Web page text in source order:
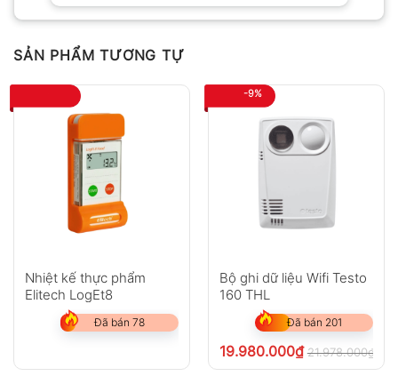
SẢN PHẨM TƯƠNG TỰ
Nhiệt kế thực phẩm
Elitech LogEt8
Đã bán 78
-9%
Bộ ghi dữ liệu Wifi Testo
160 THL
Đã bán 201
19.980.000₫ 21.978.000₫